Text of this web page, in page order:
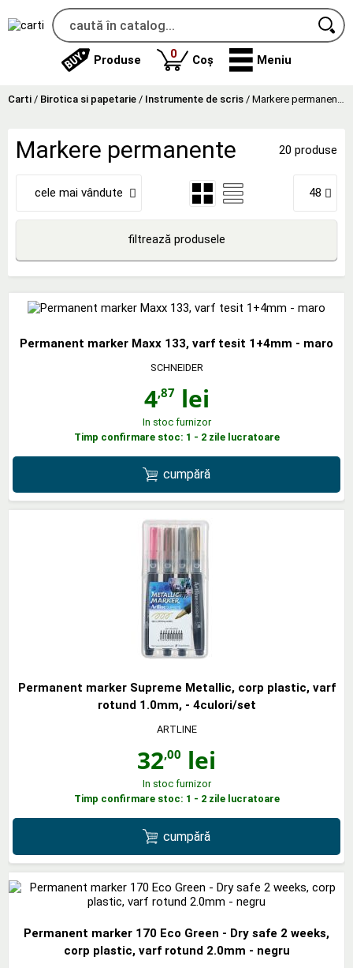
Produse 0produse
Coș Meniu
Carti / Birotica si papetarie / Instrumente de scris / Markere permanente
Markere permanente 20 produse
cele mai vândute 48
filtrează produsele
Permanent marker Maxx 133, varf tesit 1+4mm - maro
SCHNEIDER
4,87lei
In stoc furnizor
Timp confirmare stoc: 1 - 2 zile lucratoare
cumpără
Permanent marker Supreme Metallic, corp plastic, varf
rotund 1.0mm, - 4culori/set
ARTLINE
32,00 lei
In stoc furnizor
Timp confirmare stoc: 1 - 2 zile lucratoare
cumpără
Permanent marker 170 Eco Green - Dry safe 2 weeks,
corp plastic, varf rotund 2.0mm - negru